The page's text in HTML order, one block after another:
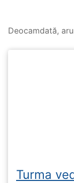
Deocamdată,
Turma